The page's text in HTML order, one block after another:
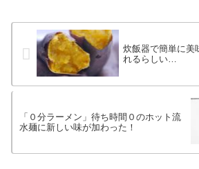
炊飯器で簡単に美
れるらしい…
「０分ラーメン」待ち時間０のホット流
水麺に新しい味が加わった！